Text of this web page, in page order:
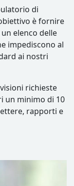
di
è fornire
elenco delle
impediscono al
ai nostri
richieste
un minimo di 10
rapporti e